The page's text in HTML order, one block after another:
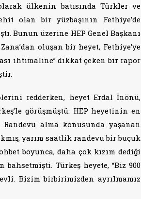
ülkenin batısında Türkler ve
olan bir yüzbaşının Fethiye’de
Bunun üzerine HEP Genel Başkanı
oluşan bir heyet, Fethiye’ye
ihtimaline” dikkat çeken bir rapor
redderken, heyet Erdal İnönü,
görüşmüştü. HEP heyetinin en
alma konusunda yaşanan
yarım saatlik randevu bir buçuk
boyunca, daha çok kızım dediği
Türkeş heyete, “Biz 900
Bizim birbirimizden ayrılmamız